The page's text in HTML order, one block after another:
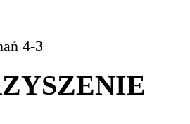
4-3